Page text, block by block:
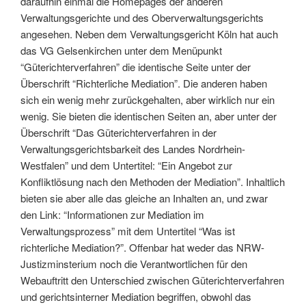
Verwaltungsgerichte und des Oberverwaltungsgerichts
angesehen. Neben dem Verwaltungsgericht Köln hat auch
das VG Gelsenkirchen unter dem Menüpunkt
“Güterichterverfahren” die identische Seite unter der
Überschrift “Richterliche Mediation”. Die anderen haben
sich ein wenig mehr zurückgehalten, aber wirklich nur ein
wenig. Sie bieten die identischen Seiten an, aber unter der
Überschrift “Das Güterichterverfahren in der
Verwaltungsgerichtsbarkeit des Landes Nordrhein-
Westfalen” und dem Untertitel: “Ein Angebot zur
Konfliktlösung nach den Methoden der Mediation”. Inhaltlich
bieten sie aber alle das gleiche an Inhalten an, und zwar
den Link: “Informationen zur Mediation im
Verwaltungsprozess” mit dem Untertitel “Was ist
richterliche Mediation?”. Offenbar hat weder das NRW-
Justizminsterium noch die Verantwortlichen für den
Webauftritt den Unterschied zwischen Güterichterverfahren
und gerichtsinterner Mediation begriffen, obwohl das